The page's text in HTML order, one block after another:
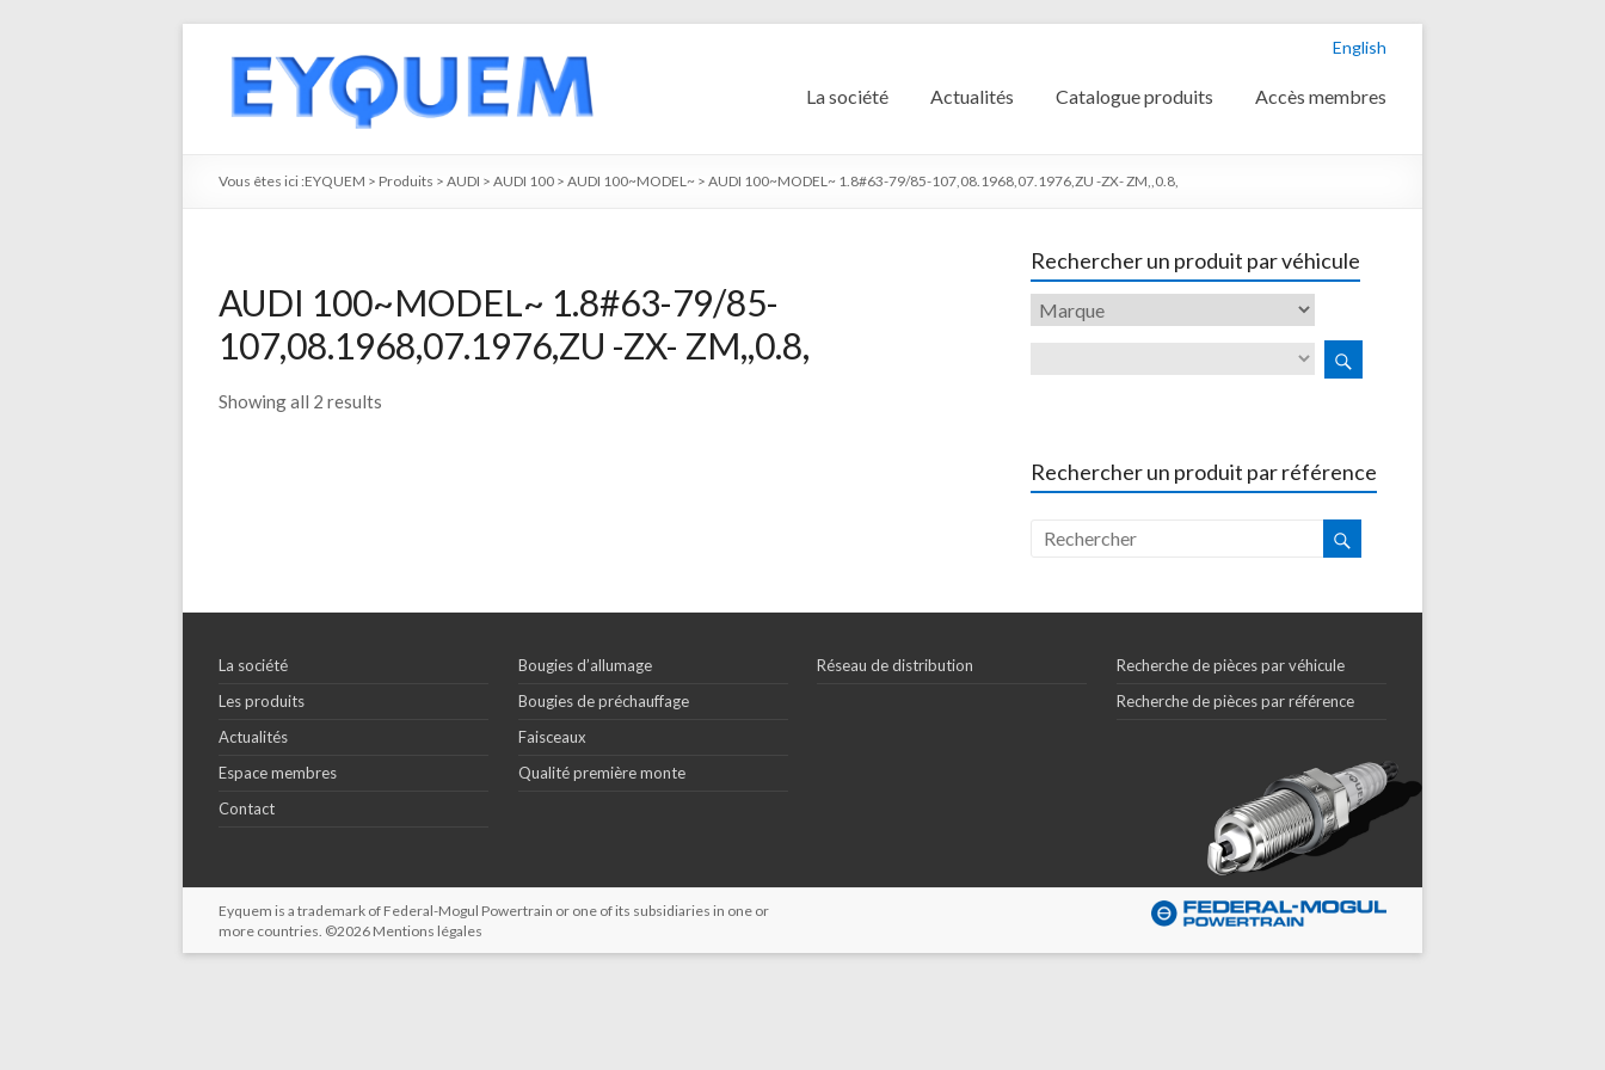
English
La société Actualités Catalogue produits Accès membres
Vous êtes ici :EYQUEM > Produits > AUDI > AUDI 100 > AUDI 100~MODEL~ > AUDI 100~MODEL~ 1.8#63-79/85-107,08.1968,07.1976,ZU -ZX- ZM,,0.8,
AUDI 100~MODEL~ 1.8#63-79/85-
107,08.1968,07.1976,ZU -ZX- ZM,,0.8,
Showing all 2 results
Rechercher un produit par véhicule
Rechercher un produit par référence
La société
Les produits
Actualités
Espace membres
Contact
Bougies d’allumage
Bougies de préchauffage
Faisceaux
Qualité première monte
Réseau de distribution
Recherche de pièces par véhicule
Recherche de pièces par référence
Eyquem is a trademark of Federal-Mogul Powertrain or one of its subsidiaries in one or
more countries. ©2026 Mentions légales